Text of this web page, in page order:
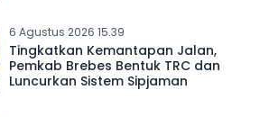
6 Agustus 2026 15.39
Tingkatkan Kemantapan Jalan,
Pemkab Brebes Bentuk TRC dan
Luncurkan Sistem Sipjaman